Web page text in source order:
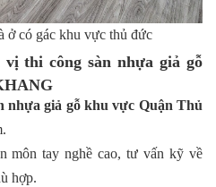
ở có gác khu vực thủ đức
thi công sàn nhựa giả gỗ
nhựa giả gỗ khu vực Quận Thủ
môn tay nghề cao, tư vấn kỹ về
hợp.